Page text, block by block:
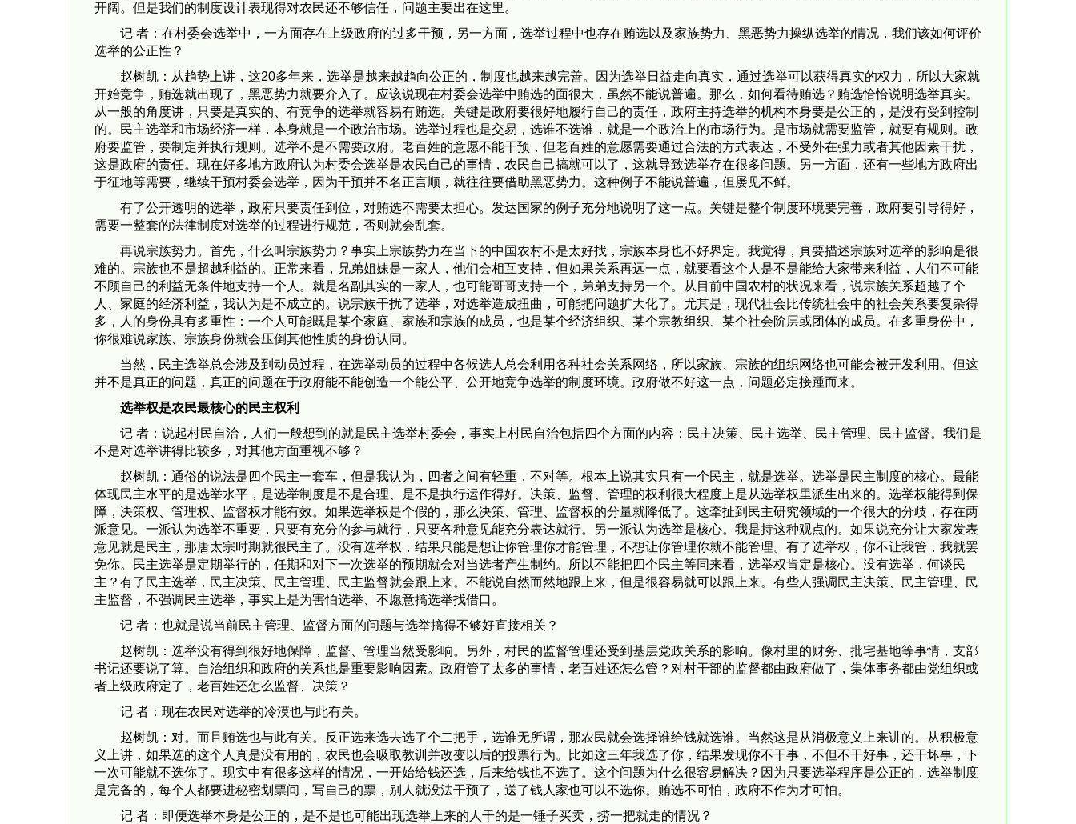
开阔。但是我们的制度设计表现得对农民还不够信任，问题主要出在这里。
记 者：在村委会选举中，一方面存在上级政府的过多干预，另一方面，选举过程中也存在贿选以及家族势力、黑恶势力操纵选举的情况，我们该如何评价
选举的公正性？
赵树凯：从趋势上讲，这20多年来，选举是越来越趋向公正的，制度也越来越完善。因为选举日益走向真实，通过选举可以获得真实的权力，所以大家就
开始竞争，贿选就出现了，黑恶势力就要介入了。应该说现在村委会选举中贿选的面很大，虽然不能说普遍。那么，如何看待贿选？贿选恰恰说明选举真实。
从一般的角度讲，只要是真实的、有竞争的选举就容易有贿选。关键是政府要很好地履行自己的责任，政府主持选举的机构本身要是公正的，是没有受到控制
的。民主选举和市场经济一样，本身就是一个政治市场。选举过程也是交易，选谁不选谁，就是一个政治上的市场行为。是市场就需要监管，就要有规则。政
府要监管，要制定并执行规则。选举不是不需要政府。老百姓的意愿不能干预，但老百姓的意愿需要通过合法的方式表达，不受外在强力或者其他因素干扰，
这是政府的责任。现在好多地方政府认为村委会选举是农民自己的事情，农民自己搞就可以了，这就导致选举存在很多问题。另一方面，还有一些地方政府出
于征地等需要，继续干预村委会选举，因为干预并不名正言顺，就往往要借助黑恶势力。这种例子不能说普遍，但屡见不鲜。
有了公开透明的选举，政府只要责任到位，对贿选不需要太担心。发达国家的例子充分地说明了这一点。关键是整个制度环境要完善，政府要引导得好，
需要一整套的法律制度对选举的过程进行规范，否则就会乱套。
再说宗族势力。首先，什么叫宗族势力？事实上宗族势力在当下的中国农村不是太好找，宗族本身也不好界定。我觉得，真要描述宗族对选举的影响是很
难的。宗族也不是超越利益的。正常来看，兄弟姐妹是一家人，他们会相互支持，但如果关系再远一点，就要看这个人是不是能给大家带来利益，人们不可能
不顾自己的利益无条件地支持一个人。就是名副其实的一家人，也可能哥哥支持一个，弟弟支持另一个。从目前中国农村的状况来看，说宗族关系超越了个
人、家庭的经济利益，我认为是不成立的。说宗族干扰了选举，对选举造成扭曲，可能把问题扩大化了。尤其是，现代社会比传统社会中的社会关系要复杂得
多，人的身份具有多重性：一个人可能既是某个家庭、家族和宗族的成员，也是某个经济组织、某个宗教组织、某个社会阶层或团体的成员。在多重身份中，
你很难说家族、宗族身份就会压倒其他性质的身份认同。
当然，民主选举总会涉及到动员过程，在选举动员的过程中各候选人总会利用各种社会关系网络，所以家族、宗族的组织网络也可能会被开发利用。但这
并不是真正的问题，真正的问题在于政府能不能创造一个能公平、公开地竞争选举的制度环境。政府做不好这一点，问题必定接踵而来。
选举权是农民最核心的民主权利
记 者：说起村民自治，人们一般想到的就是民主选举村委会，事实上村民自治包括四个方面的内容：民主决策、民主选举、民主管理、民主监督。我们是
不是对选举讲得比较多，对其他方面重视不够？
赵树凯：通俗的说法是四个民主一套车，但是我认为，四者之间有轻重，不对等。根本上说其实只有一个民主，就是选举。选举是民主制度的核心。最能
体现民主水平的是选举水平，是选举制度是不是合理、是不是执行运作得好。决策、监督、管理的权利很大程度上是从选举权里派生出来的。选举权能得到保
障，决策权、管理权、监督权才能有效。如果选举权是个假的，那么决策、管理、监督权的分量就降低了。这牵扯到民主研究领域的一个很大的分歧，存在两
派意见。一派认为选举不重要，只要有充分的参与就行，只要各种意见能充分表达就行。另一派认为选举是核心。我是持这种观点的。如果说充分让大家发表
意见就是民主，那唐太宗时期就很民主了。没有选举权，结果只能是想让你管理你才能管理，不想让你管理你就不能管理。有了选举权，你不让我管，我就罢
免你。民主选举是定期举行的，任期和对下一次选举的预期就会对当选者产生制约。所以不能把四个民主等同来看，选举权肯定是核心。没有选举，何谈民
主？有了民主选举，民主决策、民主管理、民主监督就会跟上来。不能说自然而然地跟上来，但是很容易就可以跟上来。有些人强调民主决策、民主管理、民
主监督，不强调民主选举，事实上是为害怕选举、不愿意搞选举找借口。
记 者：也就是说当前民主管理、监督方面的问题与选举搞得不够好直接相关？
赵树凯：选举没有得到很好地保障，监督、管理当然受影响。另外，村民的监督管理还受到基层党政关系的影响。像村里的财务、批宅基地等事情，支部
书记还要说了算。自治组织和政府的关系也是重要影响因素。政府管了太多的事情，老百姓还怎么管？对村干部的监督都由政府做了，集体事务都由党组织或
者上级政府定了，老百姓还怎么监督、决策？
记 者：现在农民对选举的冷漠也与此有关。
赵树凯：对。而且贿选也与此有关。反正选来选去选了个二把手，选谁无所谓，那农民就会选择谁给钱就选谁。当然这是从消极意义上来讲的。从积极意
义上讲，如果选的这个人真是没有用的，农民也会吸取教训并改变以后的投票行为。比如这三年我选了你，结果发现你不干事，不但不干好事，还干坏事，下
一次可能就不选你了。现实中有很多这样的情况，一开始给钱还选，后来给钱也不选了。这个问题为什么很容易解决？因为只要选举程序是公正的，选举制度
是完备的，每个人都要进秘密划票间，写自己的票，别人就没法干预了，送了钱人家也可以不选你。贿选不可怕，政府不作为才可怕。
记 者：即便选举本身是公正的，是不是也可能出现选举上来的人干的是一锤子买卖，捞一把就走的情况？